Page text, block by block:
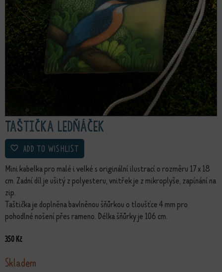
Taštička Ledňáček
ADD TO WISHLIST
Mini kabelka pro malé i velké s originální ilustrací o rozměru 17 x 18
cm. Zadní díl je ušitý z polyesteru, vnitřek je z mikroplyše, zapínání na
zip.
Taštička je doplněna bavlněnou šňůrkou o tloušťce 4 mm pro
pohodlné nošení přes rameno. Délka šňůrky je 106 cm.
350 Kč
Skladem